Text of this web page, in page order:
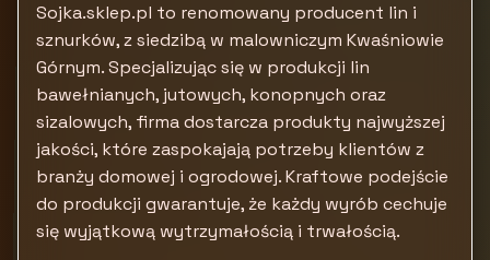
Sojka.sklep.pl to renomowany producent lin i
sznurków, z siedzibą w malowniczym Kwaśniowie
Górnym. Specjalizując się w produkcji lin
bawełnianych, jutowych, konopnych oraz
sizalowych, firma dostarcza produkty najwyższej
jakości, które zaspokajają potrzeby klientów z
branży domowej i ogrodowej. Kraftowe podejście
do produkcji gwarantuje, że każdy wyrób cechuje
się wyjątkową wytrzymałością i trwałością.